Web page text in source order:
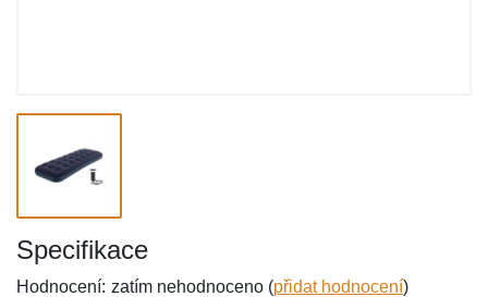
Specifikace
Hodnocení: zatím nehodnoceno (přidat hodnocení)